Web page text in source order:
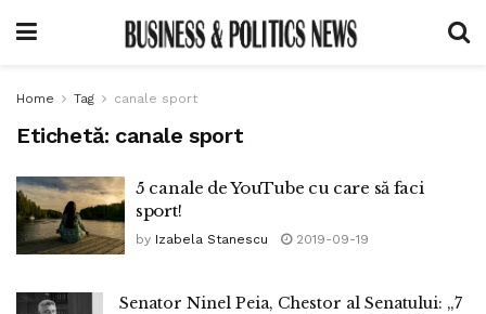
Home Tag canale sport
Etichetă: canale sport
5 canale de YouTube cu care să faci
sport!
by Izabela Stanescu 2019-09-19
Senator Ninel Peia, Chestor al Senatului: „7